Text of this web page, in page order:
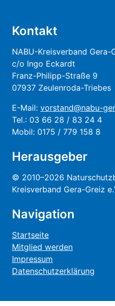
Kontakt
NABU-Kreisverband Gera-
c/o Ingo Eckardt
Franz-Philipp-Straße 9
07937 Zeulenroda-Triebes
E-Mail: vorstand@nabu-
Tel.: 03 66 28 / 83 24 4
Mobil: 0175 / 779 158 8
Herausgeber
© 2010–2026
Kreisverband Gera-Greiz
Navigation
Startseite
Mitglied werden
Impressum
Datenschutzerklärung